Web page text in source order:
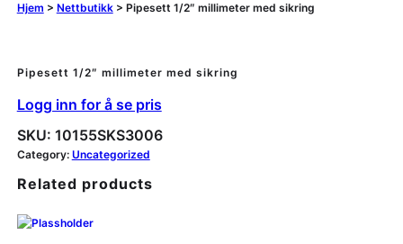
Hjem > Nettbutikk> Pipesett 1/2″ millimeter med sikring
Pipesett 1/2″ millimeter med sikring
Logg inn for å se pris
SKU: 10155SKS3006
Category: Uncategorized
Related products